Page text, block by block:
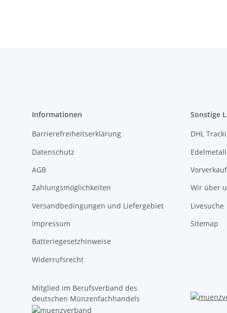
Informationen
Barrierefreiheitserklärung
Datenschutz
AGB
Zahlungsmöglichkeiten
Versandbedingungen und Liefergebiet
Impressum
Batteriegesetzhinweise
Widerrufsrecht
Sonstige
DHL
Wir über
Livesuche
Sitemap
Mitglied im Berufsverband des
deutschen Münzenfachhandels